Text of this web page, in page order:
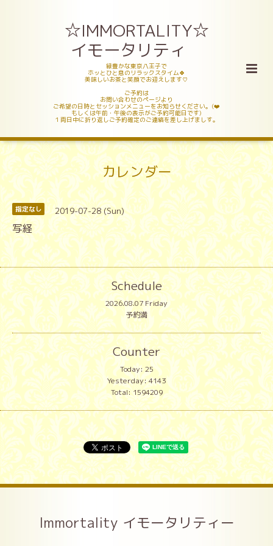
☆IMMORTALITY☆
イモータリティ
緑豊かな東京八王子で
ホッとひと息のリラックスタイム🍀
美味しいお茶と笑顔でお迎えします♡
ご予約は
お問い合わせのページより
ご希望の日時とセッションメニューをお知らせください。(❤️
もしくは午前・午後の表示がご予約可能日です)
１両日中に折り返しご予約確定のご連絡を差し上げましす。
カレンダー
指定なし 2019-07-28 (Sun)
写経
Schedule
2026.08.07 Friday
予約満
Counter
Today:25
Yesterday:4143
Total:1594209
Immortality イモータリティー